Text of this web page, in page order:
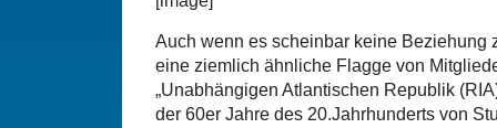
Auch wenn es scheinbar keine Beziehung
eine ziemlich ähnliche Flagge von
„Unabhängigen Atlantischen Republik
der 60er Jahre des 20.Jahrhunderts von